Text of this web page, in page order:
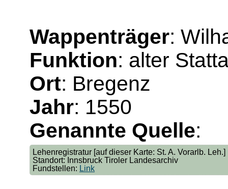
Wappenträger:
Funktion: alter
Ort: Bregenz
Jahr: 1550
Genannte Quelle:
Lehenregistratur [auf dieser Karte: St. A. Vorarlb.
Standort: Innsbruck Tiroler Landesarchiv
Fundstellen: Link